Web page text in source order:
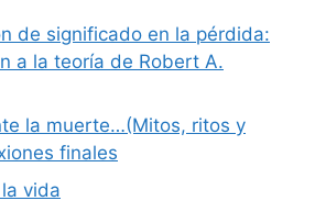
de significado en la pérdida:
a la teoría de Robert A.
la muerte…(Mitos, ritos y
finales
vida